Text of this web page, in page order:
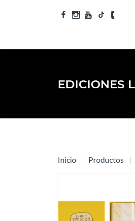
Inicio Productos